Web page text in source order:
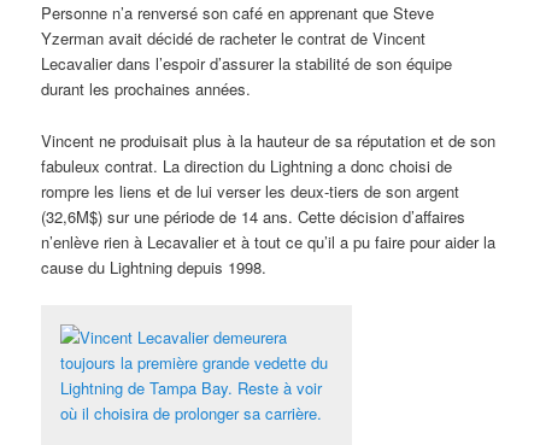
Personne n’a renversé son café en apprenant que Steve
Yzerman avait décidé de racheter le contrat de Vincent
Lecavalier dans l’espoir d’assurer la stabilité de son équipe
durant les prochaines années.
Vincent ne produisait plus à la hauteur de sa réputation et de son
fabuleux contrat. La direction du Lightning a donc choisi de
rompre les liens et de lui verser les deux-tiers de son argent
(32,6M$) sur une période de 14 ans. Cette décision d’affaires
n’enlève rien à Lecavalier et à tout ce qu’il a pu faire pour aider la
cause du Lightning depuis 1998.